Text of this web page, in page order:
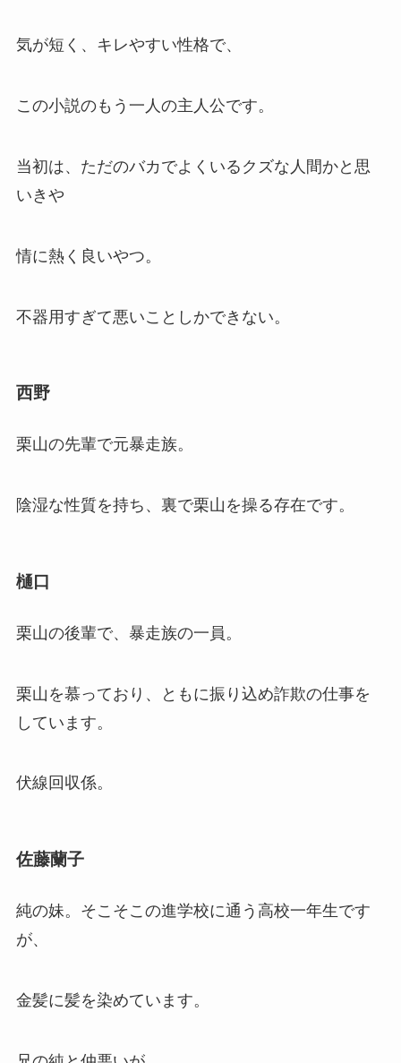
気が短く、キレやすい性格で、
この小説のもう一人の主人公です。
当初は、ただのバカでよくいるクズな人間かと思
いきや
情に熱く良いやつ。
不器用すぎて悪いことしかできない。
西野
栗山の先輩で元暴走族。
陰湿な性質を持ち、裏で栗山を操る存在です。
樋口
栗山の後輩で、暴走族の一員。
栗山を慕っており、ともに振り込め詐欺の仕事を
しています。
伏線回収係。
佐藤蘭子
純の妹。そこそこの進学校に通う高校一年生です
が、
金髪に髪を染めています。